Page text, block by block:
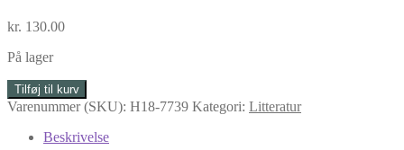
kr. 130.00
På lager
Livsfragmenter
af
Hamsun
Tilføj til kurv
Varenummer (SKU): H18-7739 Kategori: Litteratur
Beskrivelse